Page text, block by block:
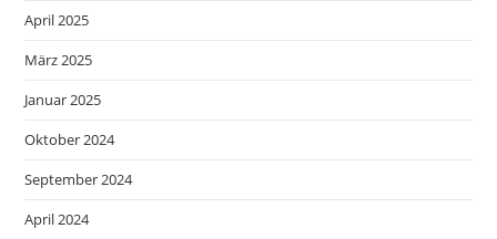
April 2025
März 2025
Januar 2025
Oktober 2024
September 2024
April 2024